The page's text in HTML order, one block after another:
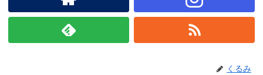
くるみ